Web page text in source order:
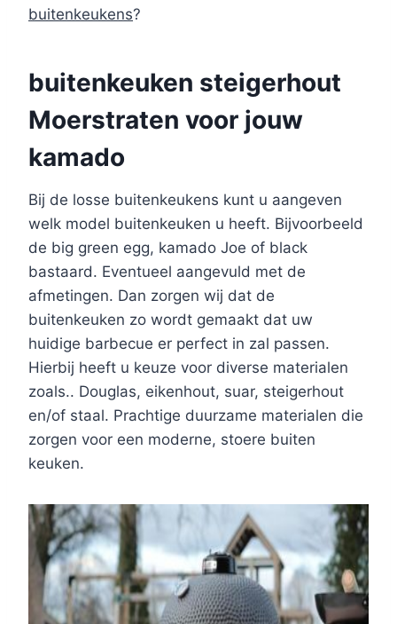
buitenkeukens?
buitenkeuken steigerhout
Moerstraten voor jouw
kamado
Bij de losse buitenkeukens kunt u aangeven
welk model buitenkeuken u heeft. Bijvoorbeeld
de big green egg, kamado Joe of black
bastaard. Eventueel aangevuld met de
afmetingen. Dan zorgen wij dat de
buitenkeuken zo wordt gemaakt dat uw
huidige barbecue er perfect in zal passen.
Hierbij heeft u keuze voor diverse materialen
zoals.. Douglas, eikenhout, suar, steigerhout
en/of staal. Prachtige duurzame materialen die
zorgen voor een moderne, stoere buiten
keuken.